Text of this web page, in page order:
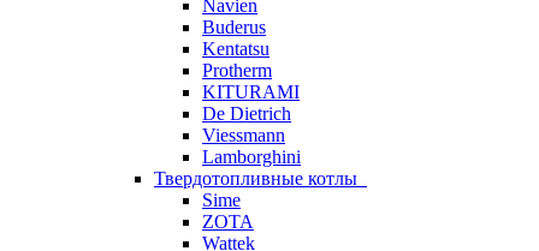
Navien
Buderus
Kentatsu
Protherm
KITURAMI
De Dietrich
Viessmann
Lamborghini
Твердотопливные котлы
Sime
ZOTA
Wattek